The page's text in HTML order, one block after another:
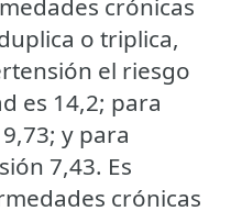
crónicas
o triplica,
el riesgo
es 14,2; para
y para
7,43. Es
crónicas